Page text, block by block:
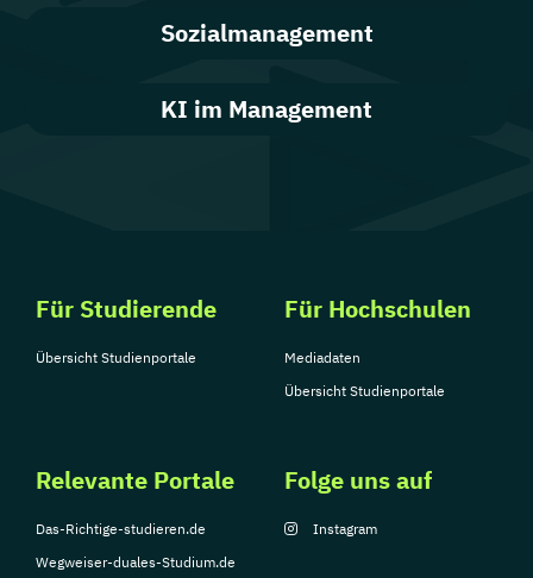
Sozialmanagement
KI im Management
Für Studierende
Übersicht Studienportale
Für Hochschulen
Mediadaten
Übersicht Studienportale
Relevante Portale
Das-Richtige-studieren.de
Wegweiser-duales-Studium.de
Folge uns auf
Instagram